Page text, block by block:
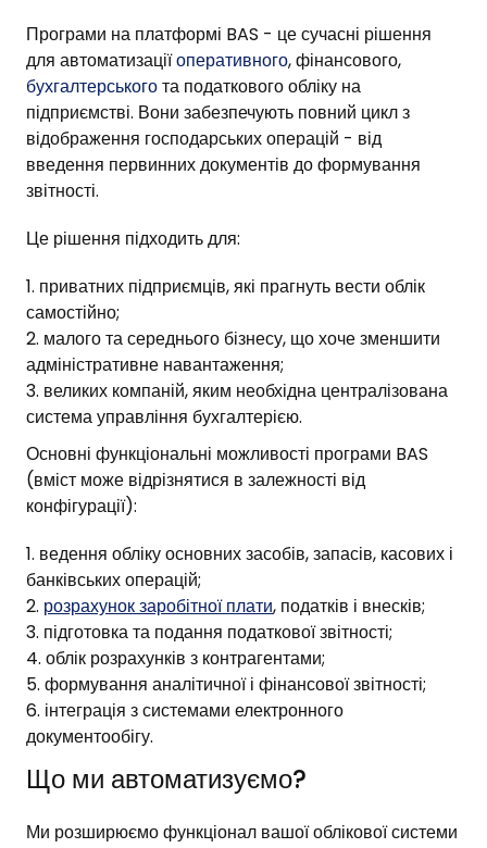
Програми на платформі BAS - це сучасні рішення
для автоматизаціїоперативного, фінансового,
бухгалтерськогота податкового обліку на
підприємстві. Вони забезпечують повний цикл з
відображення господарських операцій - від
введення первинних документів до формування
звітності.
Це рішення підходить для:
приватних підприємців, які прагнуть вести облік
самостійно;
малого та середнього бізнесу, що хоче зменшити
адміністративне навантаження;
великих компаній, яким необхідна централізована
система управління бухгалтерією.
Основні функціональні можливості програми BAS
(вміст може відрізнятися в залежності від
конфігурації):
ведення обліку основних засобів, запасів, касових і
банківських операцій;
розрахунок заробітної плати, податків і внесків;
підготовка та подання податкової звітності;
облік розрахунків з контрагентами;
формування аналітичної і фінансової звітності;
інтеграція з системами електронного
документообігу.
Що ми автоматизуємо?
Ми розширюємо функціонал вашої облікової системи